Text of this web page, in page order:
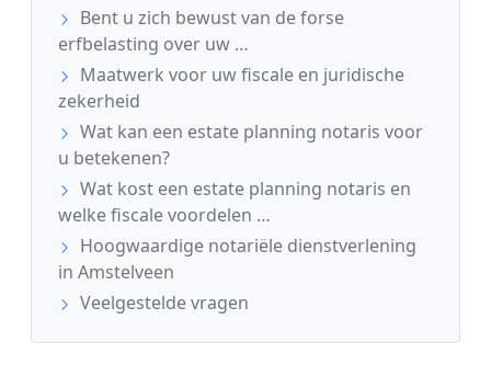
Bent u zich bewust van de forse
erfbelasting over uw …
Maatwerk voor uw fiscale en juridische
zekerheid
Wat kan een estate planning notaris voor
u betekenen?
Wat kost een estate planning notaris en
welke fiscale voordelen …
Hoogwaardige notariële dienstverlening
in Amstelveen
Veelgestelde vragen